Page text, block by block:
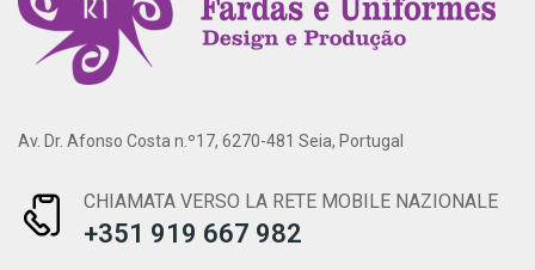
Av. Dr. Afonso Costa n.º17, 6270-481 Seia, Portugal
CHIAMATA VERSO LA RETE MOBILE NAZIONALE
+351 919 667 982